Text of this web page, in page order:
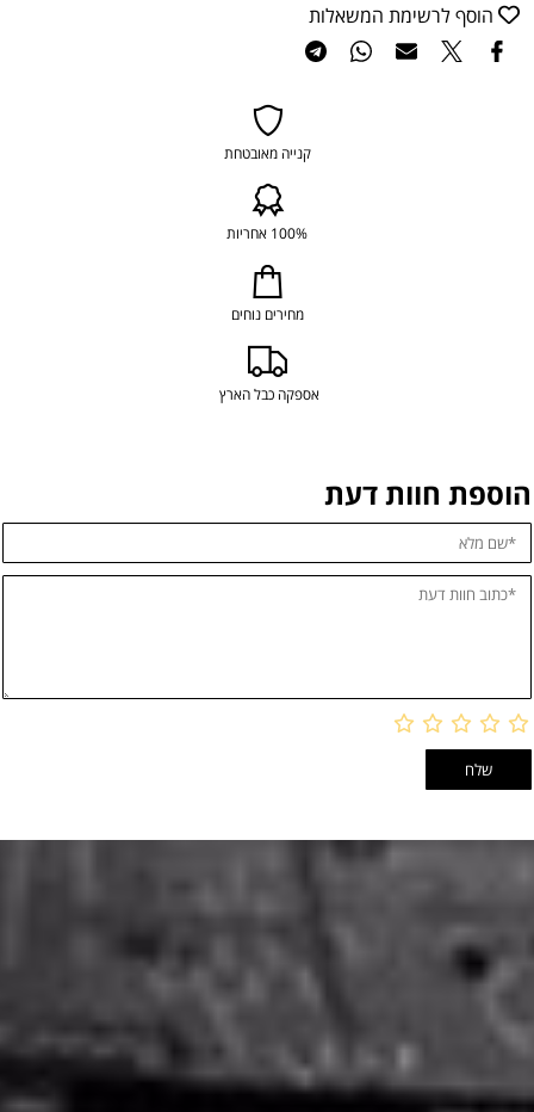
הוסף לרשימת המשאלות
קנייה מאובטחת
100% אחריות
מחירים נוחים
אספקה כבל הארץ
הוספת חוות דעת